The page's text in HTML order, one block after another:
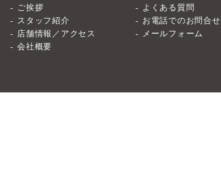
ご挨拶
スタッフ紹介
店舗情報／アクセス
会社概要
よくある質問
お電話でのお問合せ
メールフォーム